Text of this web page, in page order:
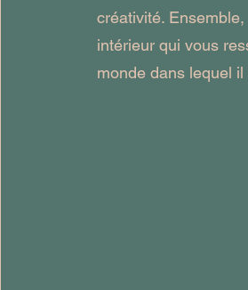
créativité.
intérieur qui vous
monde dans lequel il